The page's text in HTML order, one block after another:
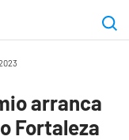
arranca
Fortaleza